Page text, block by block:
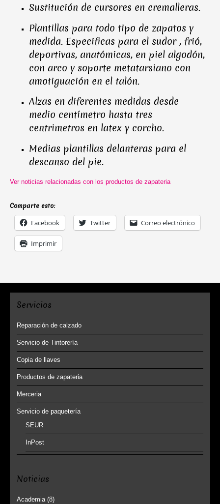
Sustitución de cursores en cremalleras.
Plantillas para todo tipo de zapatos y
medida. Especificas para el sudor , frió,
deportivas, anatómicas, en piel algodón,
con arco y soporte metatarsiano con
amotiguación en el talón.
Alzas en diferentes medidas desde
medio centímetro hasta tres
centrimetros en latex y corcho.
Medias plantillas delanteras para el
descanso del pie.
Ver noticias relacionadas con los productos de zapateria
Comparte esto:
Facebook Twitter Correo electrónico
Imprimir
Servicios
Reparación de calzado
Servicio de Tintorería
Copia de llaves
Productos de zapateria
Merceria
Servicio de paquetería
SEUR
InPost
Noticias
Academia(8)